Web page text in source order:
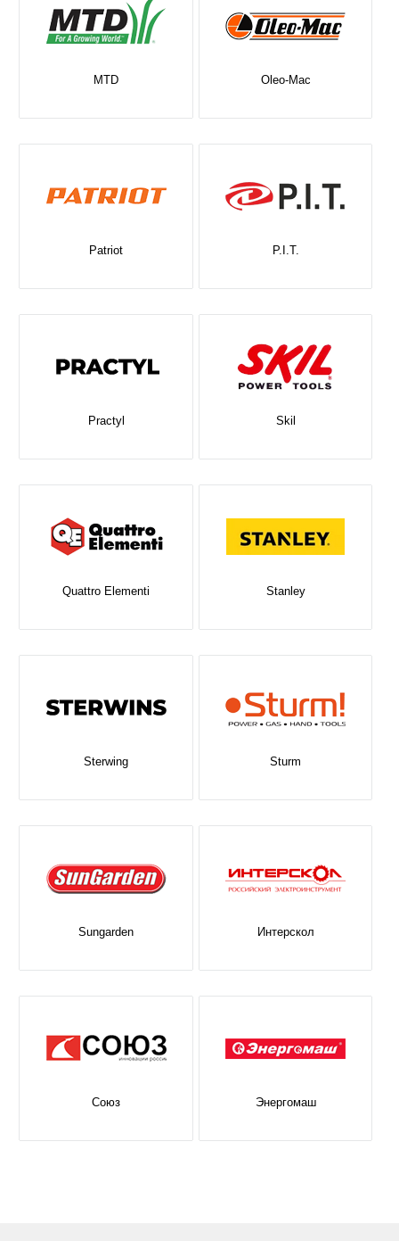
MTD Oleo-Mac
Patriot P.I.T.
Practyl Skil
Quattro Elementi Stanley
Sterwing Sturm
Sungarden Интерскол
Союз Энергомаш